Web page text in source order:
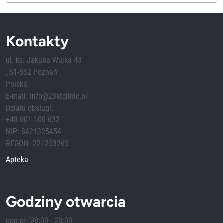
Kontakty
ul. ks. Jakuba Wujka 43
, 61-532 Poznań
Polska
E-mail: info@23ktclinic.pl
Działu obsługi:
+48 601 100 632
NIP: 8421325454
REGON: 221253265
Apteka
Godziny otwarcia
pon-pt: 08:00 - 20:00